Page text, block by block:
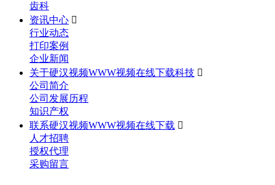
齿科
资讯中心 
行业动态
打印案例
企业新闻
关于硬汉视频WWW视频在线下载科技 
公司简介
公司发展历程
知识产权
联系硬汉视频WWW视频在线下载 
人才招聘
授权代理
采购留言